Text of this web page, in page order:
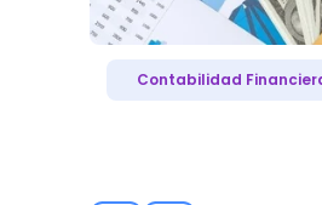
Contabilidad